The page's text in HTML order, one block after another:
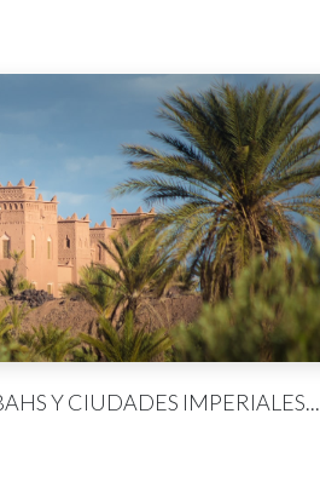
Y CIUDADES IMPERIALES...